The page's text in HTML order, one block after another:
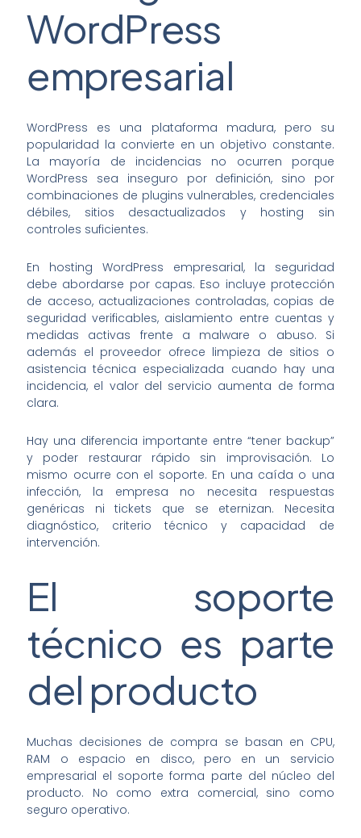
WordPress
empresarial
WordPress es una plataforma madura, pero su
popularidad la convierte en un objetivo constante.
La mayoría de incidencias no ocurren porque
WordPress sea inseguro por definición, sino por
combinaciones de plugins vulnerables, credenciales
débiles, sitios desactualizados y hosting sin
controles suficientes.
En hosting WordPress empresarial, la seguridad
debe abordarse por capas. Eso incluye protección
de acceso, actualizaciones controladas, copias de
seguridad verificables, aislamiento entre cuentas y
medidas activas frente a malware o abuso. Si
además el proveedor ofrece limpieza de sitios o
asistencia técnica especializada cuando hay una
incidencia, el valor del servicio aumenta de forma
clara.
Hay una diferencia importante entre “tener backup”
y poder restaurar rápido sin improvisación. Lo
mismo ocurre con el soporte. En una caída o una
infección, la empresa no necesita respuestas
genéricas ni tickets que se eternizan. Necesita
diagnóstico, criterio técnico y capacidad de
intervención.
El soporte
técnico es parte
del producto
Muchas decisiones de compra se basan en CPU,
RAM o espacio en disco, pero en un servicio
empresarial el soporte forma parte del núcleo del
producto. No como extra comercial, sino como
seguro operativo.